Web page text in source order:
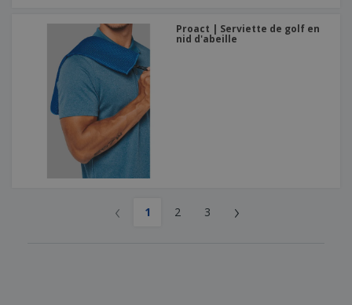
Proact | Serviette de golf en
nid d'abeille
‹ 1 2 3 ›